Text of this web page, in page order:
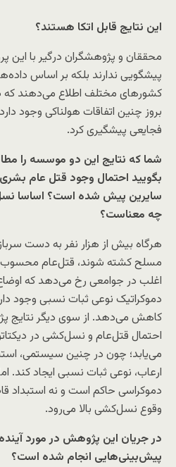
این نتایج قابل اتکا هستند؟
محققان و پژوهشگران درگیر با این
پیشگویی ندارند بلکه بر اساس
کشورهای مختلف اطلاع می‌دهند که
بروز چنین اتفاقات هولناکی وجود
فجایعی پیشگیری کرد.
شما که نتایج این دو موسسه را
بگویید احتمال وجود قتل عام
سایرین پیش شده است؟ اساسا
چه معناست؟
هرگاه بیش از هزار نفر به دست
مسلح کشته شوند، قتل‌عام محسوب
اغلب در جوامعی رخ می‌دهد که
دموکراتیک نوعی ثبات نسبی وجود
کاهش می‌دهد. از سوی دیگر نتایج
احتمال قتل‌عام و نسل‌کشی در
می‌یابد؛ چون در چنین سیستمی،
ارعاب، نوعی ثبات نسبی ایجاد کند.
دموکراسی حاکم است و نه استبداد
وقوع نسل‌کشی بالا می‌رود.
در جریان این پژوهش در مورد آینده
پیش‌بینی‌هایی انجام شده است؟